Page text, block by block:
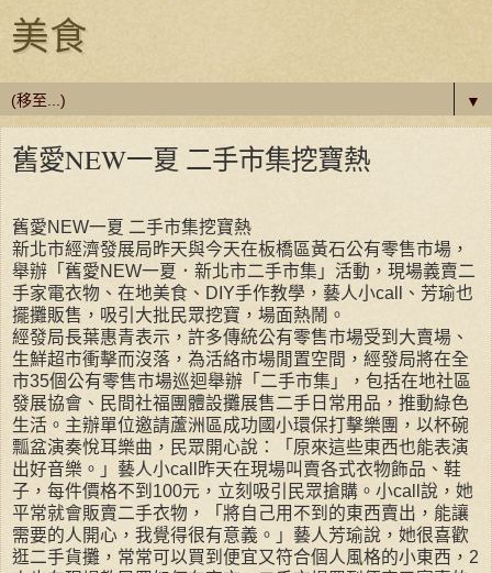
美食
▼
舊愛NEW一夏 二手市集挖寶熱
舊愛NEW一夏 二手市集挖寶熱
新北市經濟發展局昨天與今天在板橋區黃石公有零售市場，
舉辦「舊愛NEW一夏．新北市二手市集」活動，現場義賣二
手家電衣物、在地美食、DIY手作教學，藝人小call、芳瑜也
擺攤販售，吸引大批民眾挖寶，場面熱鬧。
經發局長葉惠青表示，許多傳統公有零售市場受到大賣場、
生鮮超市衝擊而沒落，為活絡市場閒置空間，經發局將在全
市35個公有零售市場巡迴舉辦「二手市集」，包括在地社區
發展協會、民間社福團體設攤展售二手日常用品，推動綠色
生活。主辦單位邀請蘆洲區成功國小環保打擊樂團，以杯碗
瓢盆演奏悅耳樂曲，民眾開心說：「原來這些東西也能表演
出好音樂。」藝人小call昨天在現場叫賣各式衣物飾品、鞋
子，每件價格不到100元，立刻吸引民眾搶購。小call說，她
平常就會販賣二手衣物，「將自己用不到的東西賣出，能讓
需要的人開心，我覺得很有意義。」藝人芳瑜說，她很喜歡
逛二手貨攤，常常可以買到便宜又符合個人風格的小東西，2